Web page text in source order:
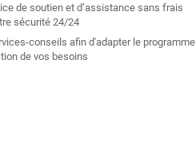
de soutien et d’assistance sans frais
sécurité 24/24
conseils afin d'adapter le programme
de vos besoins